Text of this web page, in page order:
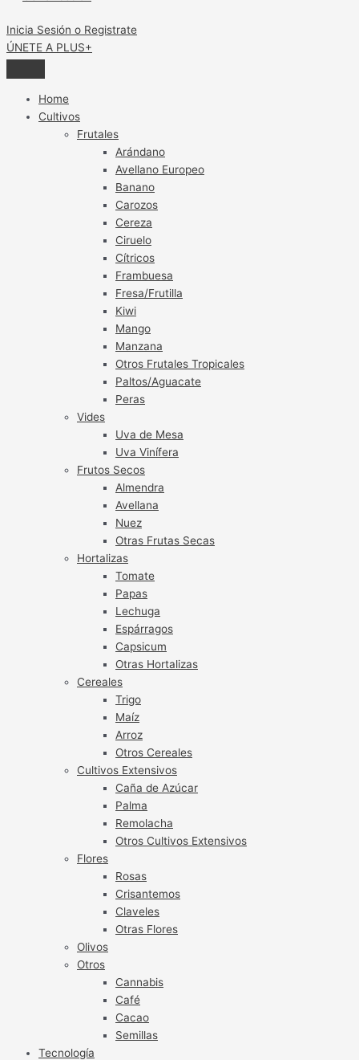
Inicia Sesión o Registrate
ÚNETE A PLUS+
Home
Cultivos
Frutales
Arándano
Avellano Europeo
Banano
Carozos
Cereza
Ciruelo
Cítricos
Frambuesa
Fresa/Frutilla
Kiwi
Mango
Manzana
Otros Frutales Tropicales
Paltos/Aguacate
Peras
Vides
Uva de Mesa
Uva Vinífera
Frutos Secos
Almendra
Avellana
Nuez
Otras Frutas Secas
Hortalizas
Tomate
Papas
Lechuga
Espárragos
Capsicum
Otras Hortalizas
Cereales
Trigo
Maíz
Arroz
Otros Cereales
Cultivos Extensivos
Caña de Azúcar
Palma
Remolacha
Otros Cultivos Extensivos
Flores
Rosas
Crisantemos
Claveles
Otras Flores
Olivos
Otros
Cannabis
Café
Cacao
Semillas
Tecnología